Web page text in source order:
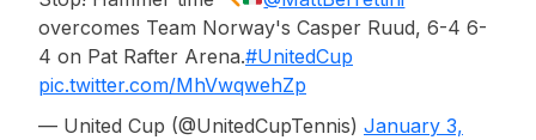
overcomes Team Norway's Casper Ruud, 6-4 6-
4 on Pat Rafter Arena.#UnitedCup
pic.twitter.com/MhVwqwehZp
— United Cup (@UnitedCupTennis) January 3,